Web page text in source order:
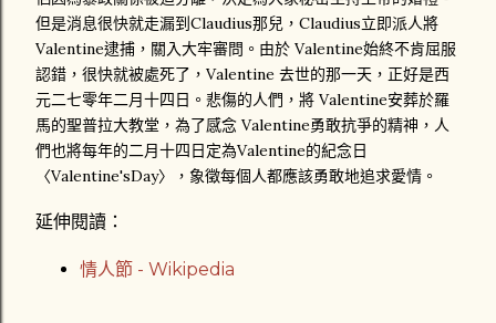
但是消息很快就走漏到Claudius那兒，Claudius立即派人將
Valentine逮捕，關入大牢審問。由於 Valentine始終不肯屈服
認錯，很快就被處死了，Valentine 去世的那一天，正好是西
元二七零年二月十四日。悲傷的人們，將 Valentine安葬於羅
馬的聖普拉大教堂，為了感念 Valentine勇敢抗爭的精神，人
們也將每年的二月十四日定為Valentine的紀念日
〈Valentine'sDay〉，象徵每個人都應該勇敢地追求愛情。
延伸閱讀：
情人節 - Wikipedia